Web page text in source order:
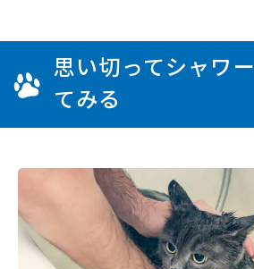
思い切ってシャワ
てみる